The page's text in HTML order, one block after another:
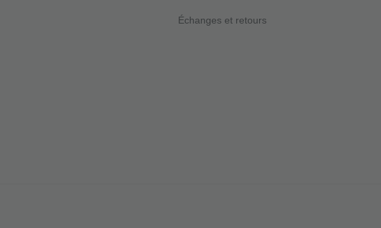
Échanges et retours